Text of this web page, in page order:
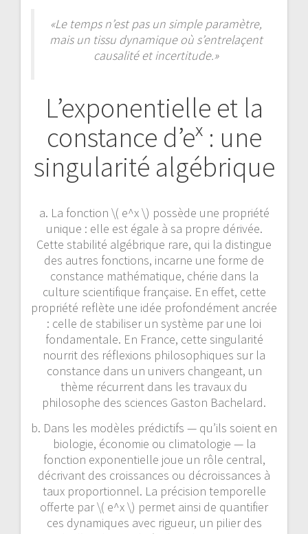
«Le temps n’est pas un simple paramètre,
mais un tissu dynamique où s’entrelaçent
causalité et incertitude.»
L’exponentielle et la
constance d’eˣ : une
singularité algébrique
a. La fonction \( e^x \) possède une propriété
unique : elle est égale à sa propre dérivée.
Cette stabilité algébrique rare, qui la distingue
des autres fonctions, incarne une forme de
constance mathématique, chérie dans la
culture scientifique française. En effet, cette
propriété reflète une idée profondément ancrée
: celle de stabiliser un système par une loi
fondamentale. En France, cette singularité
nourrit des réflexions philosophiques sur la
constance dans un univers changeant, un
thème récurrent dans les travaux du
philosophe des sciences Gaston Bachelard.
b. Dans les modèles prédictifs — qu’ils soient en
biologie, économie ou climatologie — la
fonction exponentielle joue un rôle central,
décrivant des croissances ou décroissances à
taux proportionnel. La précision temporelle
offerte par \( e^x \) permet ainsi de quantifier
ces dynamiques avec rigueur, un pilier des